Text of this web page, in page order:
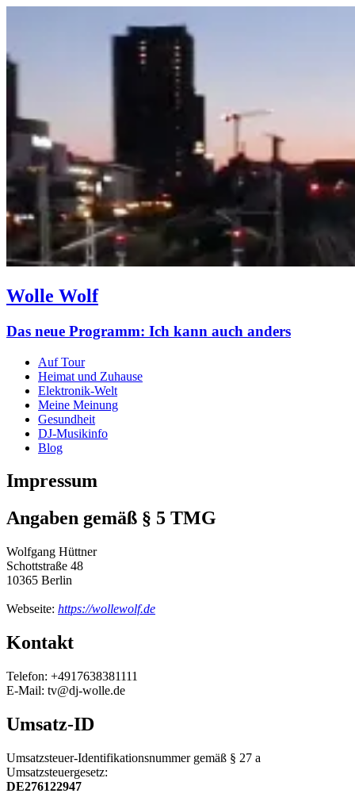
Wolle Wolf
Das neue Programm: Ich kann auch anders
Auf Tour
Heimat und Zuhause
Elektronik-Welt
Meine Meinung
Gesundheit
DJ-Musikinfo
Blog
Impressum
Angaben gemäß § 5 TMG
Wolfgang Hüttner
Schottstraße 48
10365 Berlin
Webseite: https://wollewolf.de
Kontakt
Telefon: +4917638381111
E-Mail: tv@dj-wolle.de
Umsatz-ID
Umsatzsteuer-Identifikationsnummer gemäß § 27 a
Umsatzsteuergesetz:
DE276122947